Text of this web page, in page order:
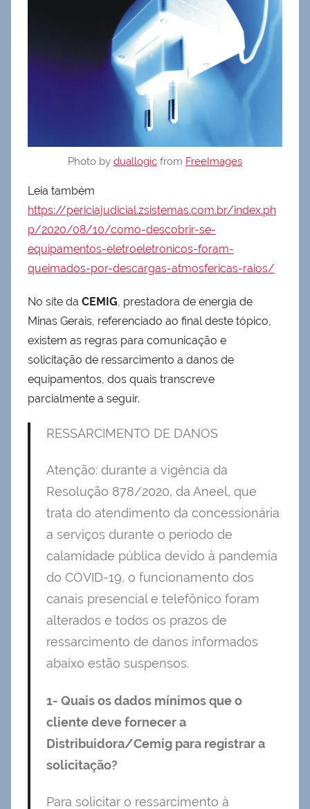
Photo by duallogic from FreeImages
Leia também
https://periciajudicial.zsistemas.com.br/index.ph
p/2020/08/10/como-descobrir-se-
equipamentos-eletroeletronicos-foram-
queimados-por-descargas-atmosfericas-raios/
No site da CEMIG, prestadora de energia de
Minas Gerais, referenciado ao final deste tópico,
existem as regras para comunicação e
solicitação de ressarcimento a danos de
equipamentos, dos quais transcreve
parcialmente a seguir.
RESSARCIMENTO DE DANOS
Atenção: durante a vigência da
Resolução 878/2020, da Aneel, que
trata do atendimento da concessionária
a serviços durante o período de
calamidade pública devido à pandemia
do COVID-19, o funcionamento dos
canais presencial e telefônico foram
alterados e todos os prazos de
ressarcimento de danos informados
abaixo estão suspensos.
1- Quais os dados mínimos que o
cliente deve fornecer a
Distribuidora/Cemig para registrar a
solicitação?
Para solicitar o ressarcimento à